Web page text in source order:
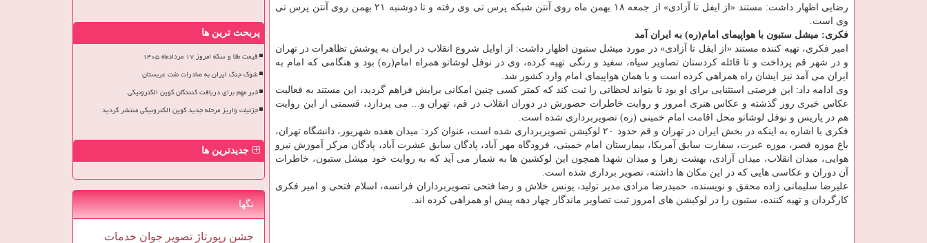
رضایی اظهار داشت: مستند «از ایفل تا آزادی» از جمعه ۱۸ بهمن ماه روی آنتن شبكه پرس تی وی رفته و تا دوشنبه ۲۱ بهمن روی آنتن پرس تی
وی است.
فكری: میشل ستبون با هواپیمای امام(ره) به ایران آمد
امیر فكری، تهیه كننده مستند «از ایفل تا آزادی» در مورد میشل ستبون اظهار داشت: از اوایل شروع انقلاب در ایران به پوشش تظاهرات در تهران
و در شهر قم پرداخت و تا قائله كردستان تصاویر سیاه، سفید و رنگی تهیه كرده، وی در نوفل لوشاتو همراه امام(ره) بود و هنگامی كه امام به
ایران می آمد نیز ایشان راه همراهی كرده است و با همان هواپیمای امام وارد كشور شد.
وی ادامه داد: این فرصتی استثنایی برای او بود تا بتواند لحظاتی را ثبت كند كه كمتر كسی چنین امكانی برایش فراهم گردید، این مستند به فعالیت
عكاس خبری روز گذشته و عكاس هنری امروز و روایت خاطرات حضورش در دوران انقلاب در قم، تهران و... می پردازد، قسمتی از این روایت
هم در پاریس و نوفل لوشاتو محل اقامت امام خمینی (ره) تصویربرداری شده است.
فكری با اشاره به اینكه در بخش ایران در تهران و قم حدود ۲۰ لوكیشن تصویربرداری شده است، عنوان كرد: میدان هفده شهریور، دانشگاه تهران،
باغ موزه قصر، موزه عبرت، سفارت سابق آمریكا، بیمارستان امام خمینی، فرودگاه مهر آباد، پادگان سابق عشرت آباد، پادگان مركز آموزش نیرو
هوایی، میدان انقلاب، میدان آزادی، بهشت زهرا و میدان شهدا همچون این لوكشین ها به شمار می آید كه به روایت خود میشل ستبون، خاطرات
آن دوران و عكاسی هایی كه در این مكان ها داشته، تصویر برداری شده است.
علیرضا سلیمانی زاده محقق و نویسنده، حمیدرضا مرادی مدیر تولید، یونس خلاش و رضا فتحی تصویربرداران فرانسه، اسلام فتحی و امیر فكری
كارگردان و تهیه كننده، ستبون را در لوكیشن های امروز ثبت تصاویر ماندگار چهار دهه پیش او همراهی كرده اند.
پربحث ترین ها
قیمت طلا و سکه امروز ۱۷ مردادماه ۱۴۰۵
شوک جنگ ایران به صادرات نفت عربستان
خبر مهم برای دریافت کنندگان کوپن الکترونیکی
جزئیات واریز مرحله جدید کوپن الکترونیکی منتشر گردید
جدیدترین ها
تگها
جشن رپورتاژ تصویر جوان خدمات